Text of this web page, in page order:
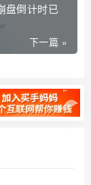
盘倒计时已
下一篇 »